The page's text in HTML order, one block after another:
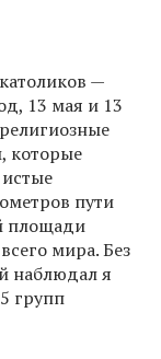
—
13 мая и 13
которые
пути
площади
мира. Без
наблюдал я
групп